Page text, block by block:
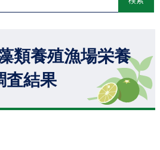
類養殖漁場栄養
査結果